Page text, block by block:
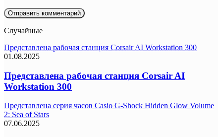
Случайные
Представлена рабочая станция Corsair AI Workstation 300
01.08.2025
Представлена рабочая станция Corsair AI
Workstation 300
Представлена серия часов Casio G-Shock Hidden Glow Volume
2: Sea of Stars
07.06.2025